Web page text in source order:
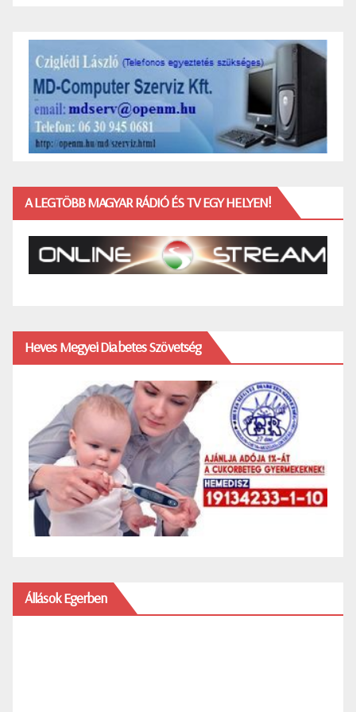
A LEGTÖBB MAGYAR RÁDIÓ ÉS TV EGY HELYEN!
Heves Megyei Diabetes Szövetség
Állások Egerben